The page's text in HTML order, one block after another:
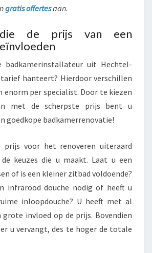
gratis offertesaan.
die de prijs van een
uit Hechtel-
hanteert? Hierdoor verschillen
enorm per specialist. Door te kiezen
met de scherpste prijs bent u
goedkope badkamerrenovatie!
prijs voor het renoveren uiteraard
keuzes die u maakt. Laat u een
of is een kleiner zitbad voldoende?
infrarood douche nodig of heeft u
inloopdouche? U heeft met al
grote invloed op de prijs. Bovendien
u vervangt, des te hoger de totale